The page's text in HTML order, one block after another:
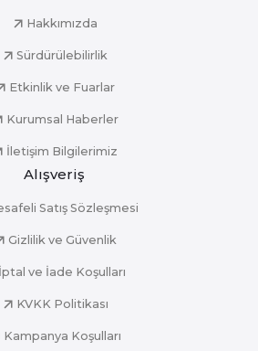
Hakkımızda
Sürdürülebilirlik
Etkinlik ve Fuarlar
Kurumsal Haberler
İletişim Bilgilerimiz
Alışveriş
Satış Sözleşmesi
Gizlilik ve Güvenlik
İptal ve İade Koşulları
KVKK Politikası
Kampanya Koşulları